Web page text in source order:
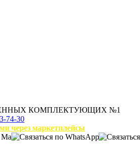
КОМПЛЕКТУЮЩИХ №1
74-30
через маркетплейсы